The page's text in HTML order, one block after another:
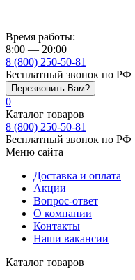
Время работы:
8:00 — 20:00
8 (800) 250-50-81
Бесплатный звонок по РФ
Перезвонить Вам?
0
Каталог товаров
8 (800) 250-50-81
Бесплатный звонок по РФ
Меню сайта
Доставка и оплата
Акции
Вопрос-ответ
О компании
Контакты
Наши вакансии
Каталог товаров